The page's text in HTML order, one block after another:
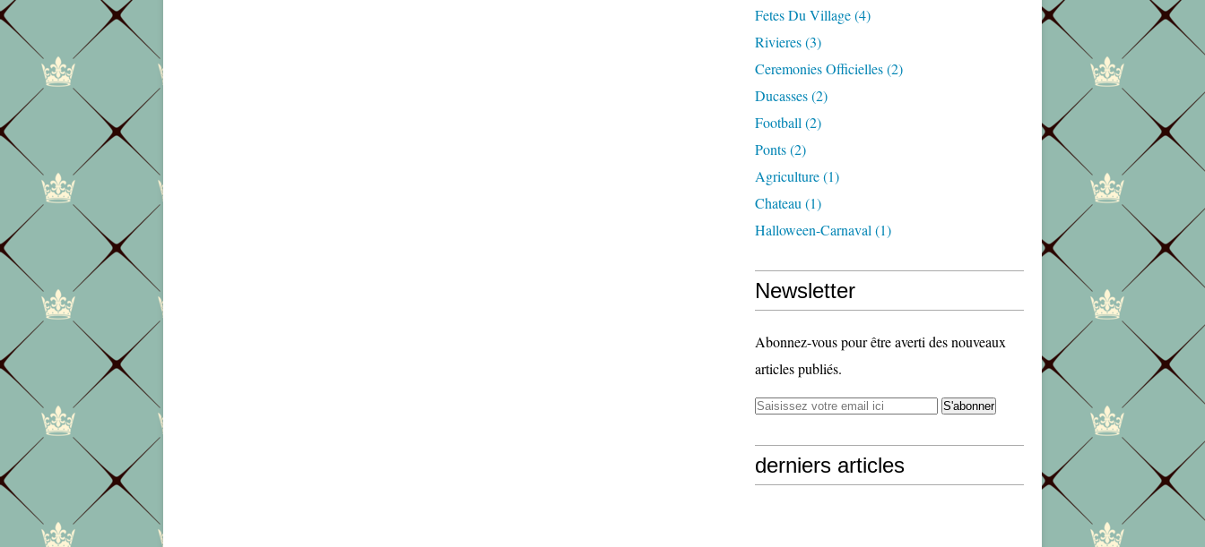
Fetes Du Village(4)
Rivieres(3)
Ceremonies Officielles(2)
Ducasses(2)
Football (2)
Ponts(2)
Agriculture(1)
Chateau (1)
Halloween-Carnaval (1)
Newsletter
Abonnez-vous pour être averti des nouveaux
articles publiés.
derniers articles